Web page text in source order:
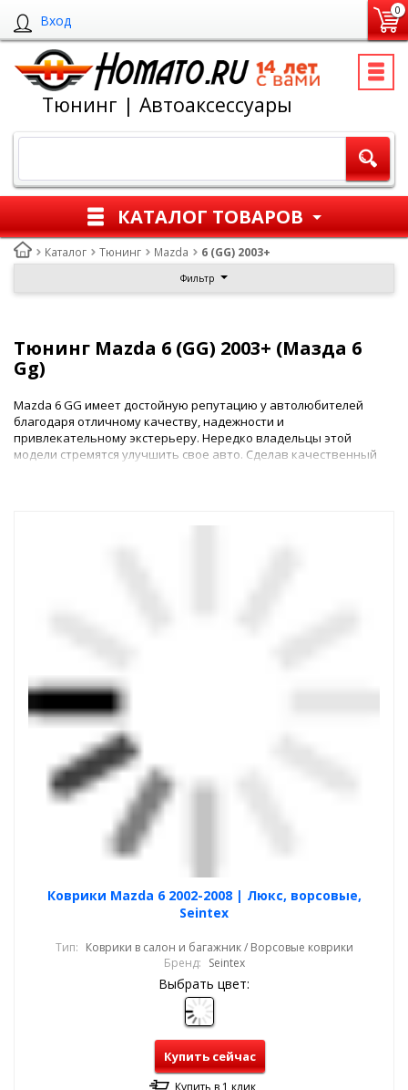
Вход
0
Тюнинг | Автоаксессуары
КАТАЛОГ ТОВАРОВ
Каталог Тюнинг Mazda 6 (GG) 2003+
Фильтр
Тюнинг Mazda 6 (GG) 2003+ (Мазда 6
Gg)
Mazda 6 GG имеет достойную репутацию у автолюбителей
благодаря отличному качеству, надежности и
привлекательному экстерьеру. Нередко владельцы этой
модели стремятся улучшить свое авто. Сделав качественный
Коврики Mazda 6 2002-2008 | Люкс, ворсовые,
Seintex
Тип: Коврики в салон и багажник / Ворсовые коврики
Бренд: Seintex
Выбрать цвет:
Купить сейчас
Купить в 1 клик